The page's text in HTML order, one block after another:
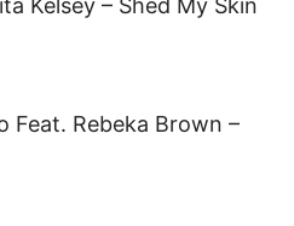
Kelsey – Shed My Skin
Feat. Rebeka Brown –